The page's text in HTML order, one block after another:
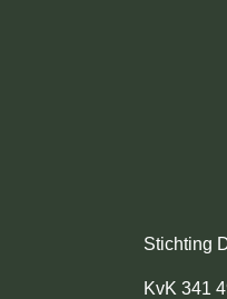
Stichting
KvK 341